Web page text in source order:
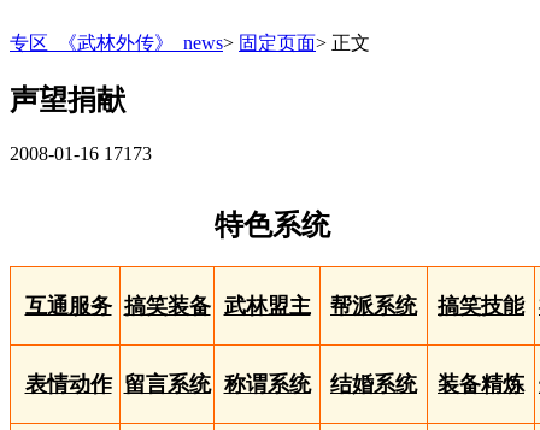
专区_《武林外传》_news> 固定页面> 正文
声望捐献
2008-01-16 17173
特色系统
互通服务 搞笑装备 武林盟主 帮派系统 搞笑技能
表情动作 留言系统 称谓系统 结婚系统 装备精炼